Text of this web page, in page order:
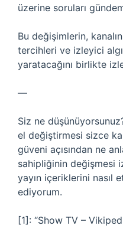
üzerine soruları
Bu değişimlerin,
tercihleri ve izleyici
yaratacağını birlikte
—
Siz ne
el değiştirmesi sizce
güveni açısından ne
sahipliğinin değişmesi
yayın içeriklerini nasıl
ediyorum.
[1]: “Show TV –